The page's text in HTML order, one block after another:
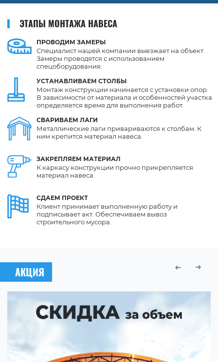
ЭТАПЫ МОНТАЖА НАВЕСА
ПРОВОДИМ ЗАМЕРЫ
УСТАНАВЛИВАЕМ СТОЛБЫ
СВАРИВАЕМ ЛАГИ
ЗАКРЕПЛЯЕМ МАТЕРИАЛ
СДАЕМ ПРОЕКТ
Специалист нашей компании выезжает на объект.
Замеры проводятся с использованием
спецоборудования.
Монтаж конструкции начинается с установки опор.
В зависимости от материала и особенностей участка
определяется время для выполнения работ.
Металлические лаги привариваются к столбам. К
ним крепится материал навеса.
К каркасу конструкции прочно прикрепляется
материал навеса.
Клиент принимает выполненную работу и
подписывает акт. Обеспечиваем вывоз
строительного мусора.
АКЦИЯ